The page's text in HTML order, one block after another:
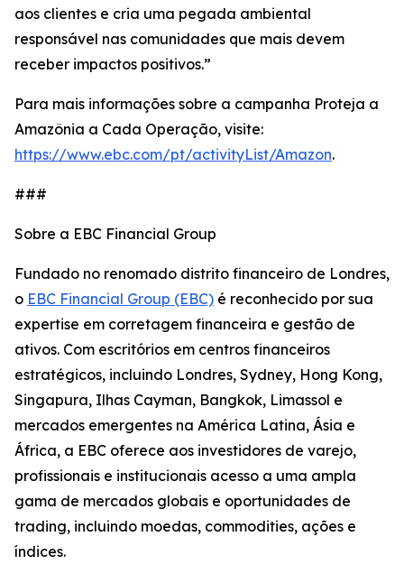
aos clientes e cria uma pegada ambiental
responsável nas comunidades que mais devem
receber impactos positivos.”
Para mais informações sobre a campanha Proteja a
Amazônia a Cada Operação, visite:
https://www.ebc.com/pt/activityList/Amazon.
###
Sobre a EBC Financial Group
Fundado no renomado distrito financeiro de Londres,
o EBC Financial Group (EBC) é reconhecido por sua
expertise em corretagem financeira e gestão de
ativos. Com escritórios em centros financeiros
estratégicos, incluindo Londres, Sydney, Hong Kong,
Singapura, Ilhas Cayman, Bangkok, Limassol e
mercados emergentes na América Latina, Ásia e
África, a EBC oferece aos investidores de varejo,
profissionais e institucionais acesso a uma ampla
gama de mercados globais e oportunidades de
trading, incluindo moedas, commodities, ações e
índices.